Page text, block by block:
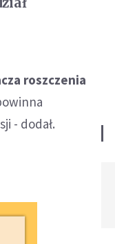
roszczenia
- dodał.